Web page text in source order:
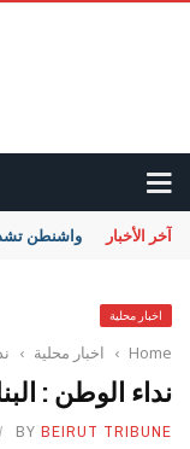
آخر الأخبار واشنطن
اخبار محلية
Home
› اخبار محلية ›
نداء الوطن :
BY BEIRUT TRIBUNE